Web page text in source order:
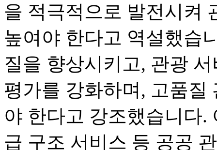
을 적극적으로 발전시켜
높여야 한다고 역설했습
질을 향상시키고, 관광
평가를 강화하며, 고품질
야 한다고 강조했습니다.
급 구조 서비스 등 공공